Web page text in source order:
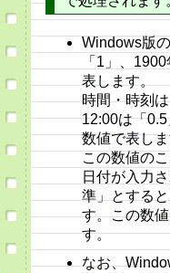
Windows版
「1」、
表します。
時間・時刻
12:00は「
数値で表し
この数値の
日付が入力
準」とする
す。この数
す。
なお、